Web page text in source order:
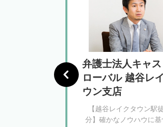
弁護士法人キャ
ローバル 越谷レ
ウン支店
【越谷レイクタウン駅
分】確かなノウハウに基